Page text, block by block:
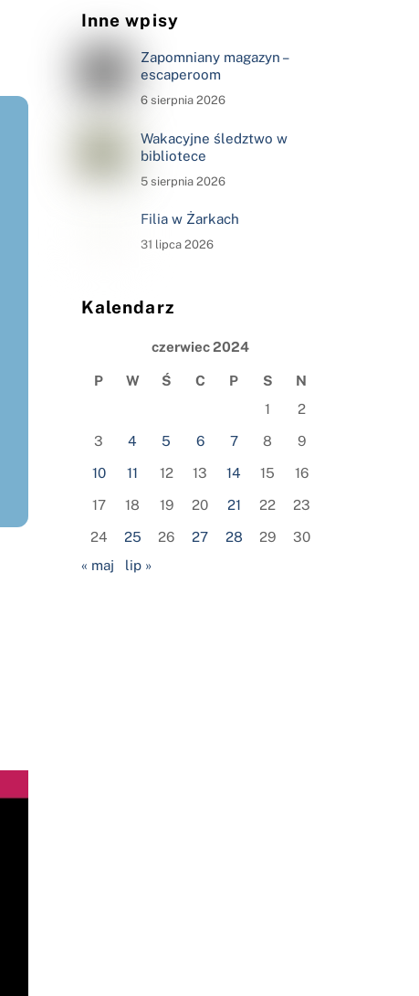
Inne wpisy
Zapomniany magazyn –
escaperoom
6 sierpnia 2026
Wakacyjne śledztwo w
bibliotece
5 sierpnia 2026
Filia w Żarkach
31 lipca 2026
Kalendarz
czerwiec 2024
P W Ś C P S
N
1
2
3 4 5 6 7 8 9
10 11 12 13 14 15 16
17 18 19 20 21 22 23
24 25 26 27 28 29
30
« maj
lip »